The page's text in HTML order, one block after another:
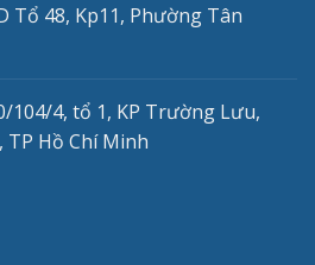
Tổ 48, Kp11, Phường Tân
104/4, tổ 1, KP Trường Lưu,
Hồ Chí Minh